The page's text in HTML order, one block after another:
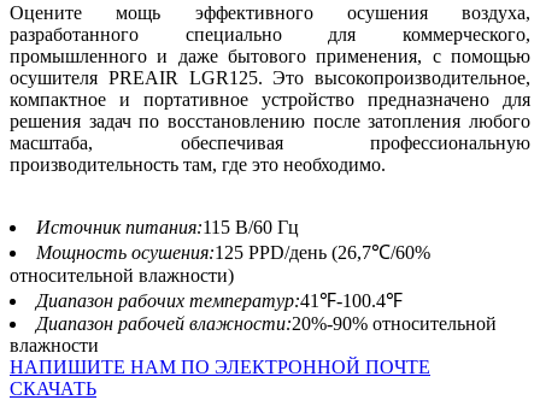
Оцените мощь эффективного осушения воздуха,
разработанного специально для коммерческого,
промышленного и даже бытового применения, с помощью
осушителя PREAIR LGR125. Это высокопроизводительное,
компактное и портативное устройство предназначено для
решения задач по восстановлению после затопления любого
масштаба, обеспечивая профессиональную
производительность там, где это необходимо.
Источник питания:115 В/60 Гц
Мощность осушения:125 PPD/день (26,7℃/60%
относительной влажности)
Диапазон рабочих температур:41℉-100.4℉
Диапазон рабочей влажности:20%-90% относительной
влажности
НАПИШИТЕ НАМ ПО ЭЛЕКТРОННОЙ ПОЧТЕ
СКАЧАТЬ